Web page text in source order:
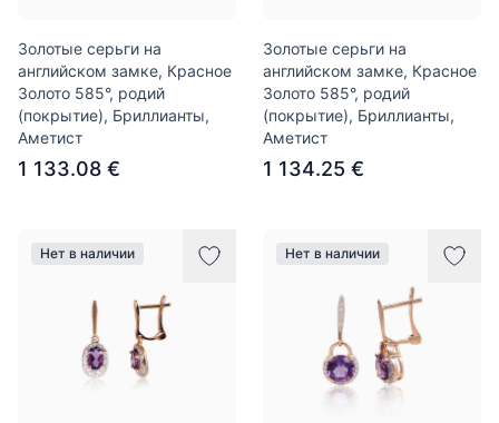
Золотые серьги на
английском замке, Красное
Золото 585°, родий
(покрытие), Бриллианты,
Аметист
1 133.08 €
Золотые серьги на
английском замке, Красное
Золото 585°, родий
(покрытие), Бриллианты,
Аметист
1 134.25 €
Нет в наличии Нет в наличии